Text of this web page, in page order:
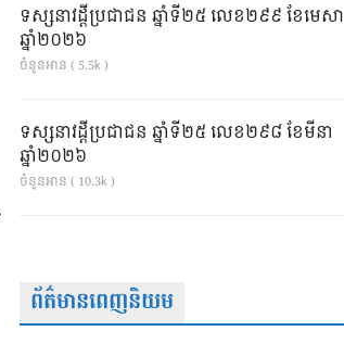
ទស្សនាវដ្ដីប្រជាជន ឆ្នាំទី២៥ លេខ២៩៩ ខែមេសា
ឆ្នាំ២០២៦
ចំនួនអាន ( 5.5k )
ទស្សនាវដ្ដីប្រជាជន ឆ្នាំទី២៥ លេខ២៩៨ ខែមីនា
ឆ្នាំ២០២៦
ចំនួនអាន ( 10.3k )
ព័ត៌មានពេញនិយម